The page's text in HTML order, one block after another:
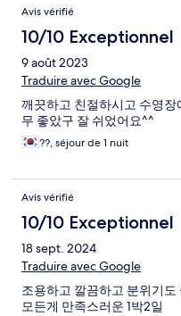
Avis vérifié
10/10 Exceptionnel
9 août 2023
Traduire avec Google
깨끗하고 친절하시고 수영
무 좋았구 잘 쉬었어요^^
??, séjour de 1 nuit
Avis vérifié
10/10 Exceptionnel
18 sept. 2024
Traduire avec Google
조용하고 깔끔하고 분위기
모든게 만족스러운 1박2일